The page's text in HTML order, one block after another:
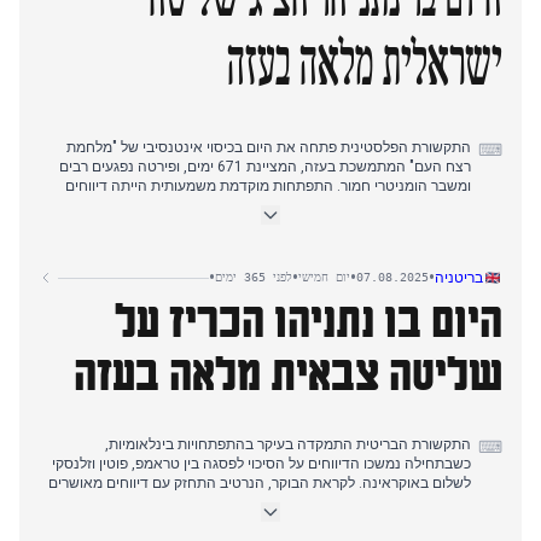
אש. זה יצר נרטיב דינמי ולעיתים סותר לגבי תנאי הפסגה. בנוסף סוקרו
תקיפות מל"טים אוקראיניות מתמשכות ברוסיה ועדכוני לחימה בחזית.
ישראלית מלאה בעזה
⌨ התקשורת הפלסטינית פתחה את היום בכיסוי אינטנסיבי של "מלחמת
רצח העם" המתמשכת בעזה, המציינת 671 ימים, ופירטה נפגעים רבים
ומשבר הומניטרי חמור. התפתחות מוקדמת משמעותית הייתה דיווחים
שהתקדם היום, עברה ההתמקדות המערכתית לדיוני הקבינט הישראלי
בפומבי את כוונת ישראל לשלוט שליטה מלאה ללא סיפוח, והציע כוחות
מעבר ערביים או בינלאומיים. הדבר גרר מיד גינוי חריף מצד חמאס,
שכינה את הצהרותיו "הפיכה נגד המשא ומתן" והצביע על "כוונות
התפשטות", מה שאותת על התמוטטות בשיחות עתידיות. הרס מתמשך
ושיבוש סיוע נותרו חששות קבועים.
בריטניה•
07.08.2025
•יום חמישי•לפני 365 ימים •
היום בו נתניהו הכריז על
שליטה צבאית מלאה בעזה
⌨ התקשורת הבריטית התמקדה בעיקר בהתפתחויות בינלאומיות,
כשבתחילה נמשכו הדיווחים על הסיכוי לפסגה בין טראמפ, פוטין וזלנסקי
לשלום באוקראינה. לקראת הבוקר, הנרטיב התחזק עם דיווחים מאושרים
הדרה אפשרית של זלנסקי. במקביל, המכסים הגורפים החדשים של